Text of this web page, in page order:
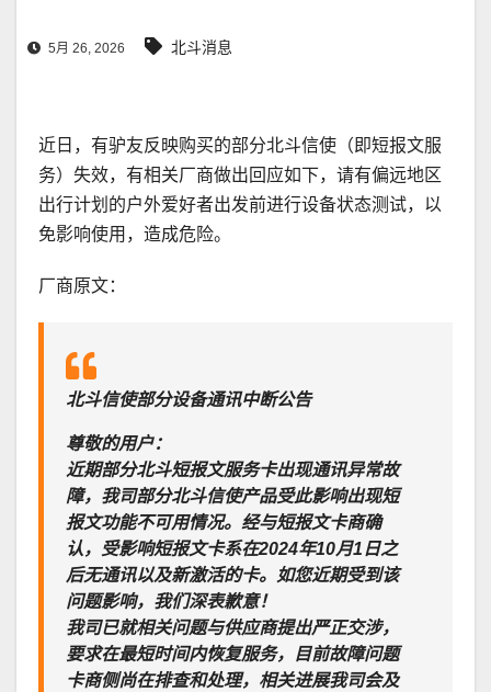
5月 26, 2026 北斗消息
近日，有驴友反映购买的部分北斗信使（即短报文服
务）失效，有相关厂商做出回应如下，请有偏远地区
出行计划的户外爱好者出发前进行设备状态测试，以
免影响使用，造成危险。
厂商原文：
北斗信使部分设备通讯中断公告
尊敬的用户：
近期部分北斗短报文服务卡出现通讯异常故
障，我司部分北斗信使产品受此影响出现短
报文功能不可用情况。经与短报文卡商确
认，受影响短报文卡系在2024年10月1日之
后无通讯以及新激活的卡。如您近期受到该
问题影响，我们深表歉意！
我司已就相关问题与供应商提出严正交涉，
要求在最短时间内恢复服务，目前故障问题
卡商侧尚在排查和处理，相关进展我司会及